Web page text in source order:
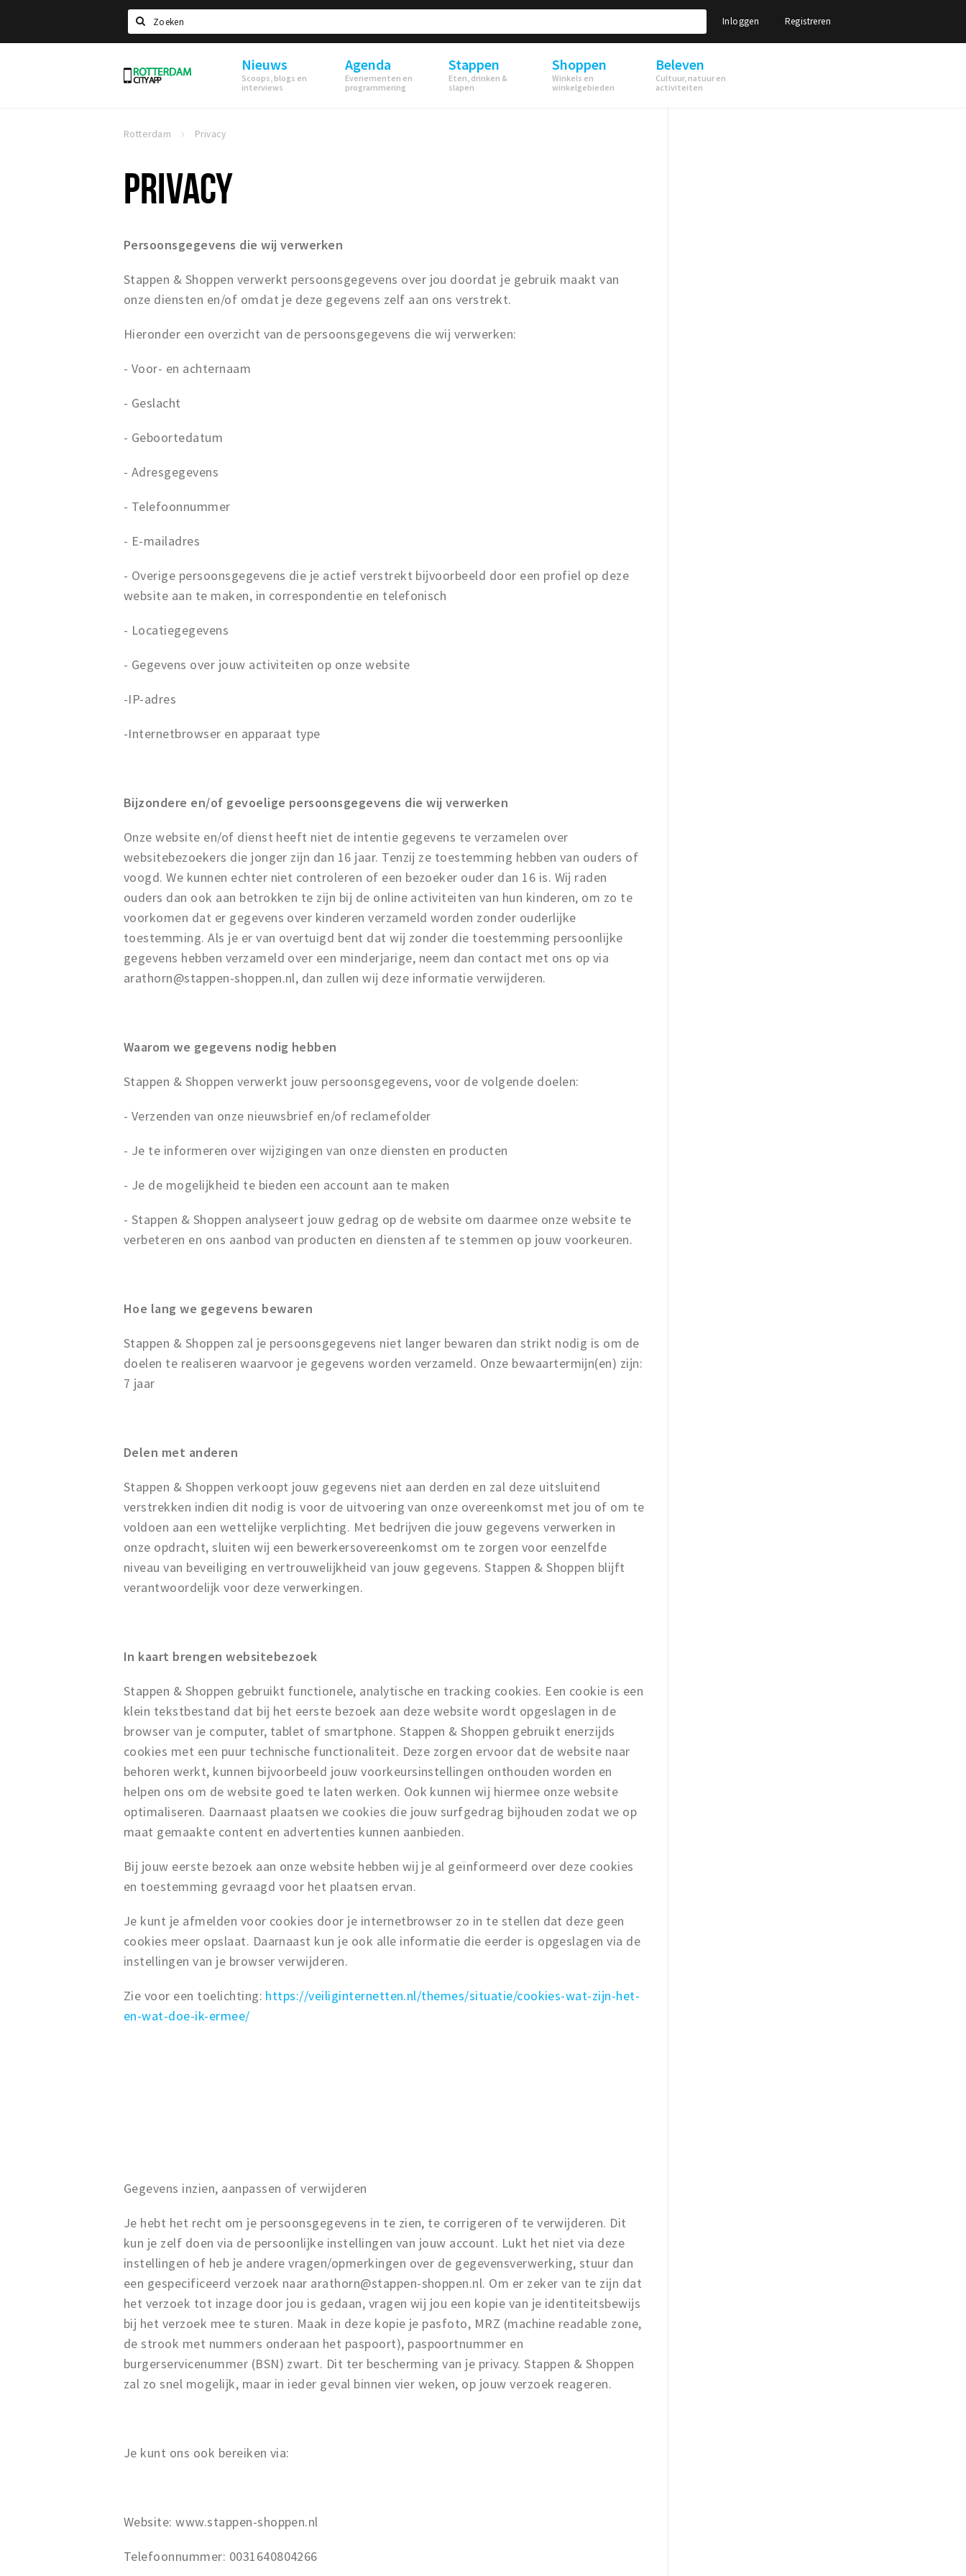
Zoeken
Inloggen Registreren
Rotterdam Nieuws
Scoops, blogs en
interviews
Agenda
Evenementen en
programmering
Stappen
Eten, drinken &
slapen
Shoppen
Winkels en
winkelgebieden
Beleven
Cultuur, natuur en
activiteiten
Rotterdam Privacy
PRIVACY
Persoonsgegevens die wij verwerken
Stappen & Shoppen verwerkt persoonsgegevens over jou doordat je gebruik maakt van
onze diensten en/of omdat je deze gegevens zelf aan ons verstrekt.
Hieronder een overzicht van de persoonsgegevens die wij verwerken:
- Voor- en achternaam
- Geslacht
- Geboortedatum
- Adresgegevens
- Telefoonnummer
- E-mailadres
- Overige persoonsgegevens die je actief verstrekt bijvoorbeeld door een profiel op deze
website aan te maken, in correspondentie en telefonisch
- Locatiegegevens
- Gegevens over jouw activiteiten op onze website
-IP-adres
-Internetbrowser en apparaat type
Bijzondere en/of gevoelige persoonsgegevens die wij verwerken
Onze website en/of dienst heeft niet de intentie gegevens te verzamelen over
websitebezoekers die jonger zijn dan 16 jaar. Tenzij ze toestemming hebben van ouders of
voogd. We kunnen echter niet controleren of een bezoeker ouder dan 16 is. Wij raden
ouders dan ook aan betrokken te zijn bij de online activiteiten van hun kinderen, om zo te
voorkomen dat er gegevens over kinderen verzameld worden zonder ouderlijke
toestemming. Als je er van overtuigd bent dat wij zonder die toestemming persoonlijke
gegevens hebben verzameld over een minderjarige, neem dan contact met ons op via
arathorn@stappen-shoppen.nl, dan zullen wij deze informatie verwijderen.
Waarom we gegevens nodig hebben
Stappen & Shoppen verwerkt jouw persoonsgegevens, voor de volgende doelen:
- Verzenden van onze nieuwsbrief en/of reclamefolder
- Je te informeren over wijzigingen van onze diensten en producten
- Je de mogelijkheid te bieden een account aan te maken
- Stappen & Shoppen analyseert jouw gedrag op de website om daarmee onze website te
verbeteren en ons aanbod van producten en diensten af te stemmen op jouw voorkeuren.
Hoe lang we gegevens bewaren
Stappen & Shoppen zal je persoonsgegevens niet langer bewaren dan strikt nodig is om de
doelen te realiseren waarvoor je gegevens worden verzameld. Onze bewaartermijn(en) zijn:
7 jaar
Delen met anderen
Stappen & Shoppen verkoopt jouw gegevens niet aan derden en zal deze uitsluitend
verstrekken indien dit nodig is voor de uitvoering van onze overeenkomst met jou of om te
voldoen aan een wettelijke verplichting. Met bedrijven die jouw gegevens verwerken in
onze opdracht, sluiten wij een bewerkersovereenkomst om te zorgen voor eenzelfde
niveau van beveiliging en vertrouwelijkheid van jouw gegevens. Stappen & Shoppen blijft
verantwoordelijk voor deze verwerkingen.
In kaart brengen websitebezoek
Stappen & Shoppen gebruikt functionele, analytische en tracking cookies. Een cookie is een
klein tekstbestand dat bij het eerste bezoek aan deze website wordt opgeslagen in de
browser van je computer, tablet of smartphone. Stappen & Shoppen gebruikt enerzijds
cookies met een puur technische functionaliteit. Deze zorgen ervoor dat de website naar
behoren werkt, kunnen bijvoorbeeld jouw voorkeursinstellingen onthouden worden en
helpen ons om de website goed te laten werken. Ook kunnen wij hiermee onze website
optimaliseren. Daarnaast plaatsen we cookies die jouw surfgedrag bijhouden zodat we op
maat gemaakte content en advertenties kunnen aanbieden.
Bij jouw eerste bezoek aan onze website hebben wij je al geïnformeerd over deze cookies
en toestemming gevraagd voor het plaatsen ervan.
Je kunt je afmelden voor cookies door je internetbrowser zo in te stellen dat deze geen
cookies meer opslaat. Daarnaast kun je ook alle informatie die eerder is opgeslagen via de
instellingen van je browser verwijderen.
Zie voor een toelichting: https://veiliginternetten.nl/themes/situatie/cookies-wat-zijn-het-
en-wat-doe-ik-ermee/
Gegevens inzien, aanpassen of verwijderen
Je hebt het recht om je persoonsgegevens in te zien, te corrigeren of te verwijderen. Dit
kun je zelf doen via de persoonlijke instellingen van jouw account. Lukt het niet via deze
instellingen of heb je andere vragen/opmerkingen over de gegevensverwerking, stuur dan
een gespecificeerd verzoek naar arathorn@stappen-shoppen.nl. Om er zeker van te zijn dat
het verzoek tot inzage door jou is gedaan, vragen wij jou een kopie van je identiteitsbewijs
bij het verzoek mee te sturen. Maak in deze kopie je pasfoto, MRZ (machine readable zone,
de strook met nummers onderaan het paspoort), paspoortnummer en
burgerservicenummer (BSN) zwart. Dit ter bescherming van je privacy. Stappen & Shoppen
zal zo snel mogelijk, maar in ieder geval binnen vier weken, op jouw verzoek reageren.
Je kunt ons ook bereiken via:
Website: www.stappen-shoppen.nl
Telefoonnummer: 0031640804266